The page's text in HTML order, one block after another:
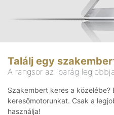
Találj egy
A rangsor az iparág
Szakembert keres a közelébe?
keresőmotorunkat. Csak a
használja!